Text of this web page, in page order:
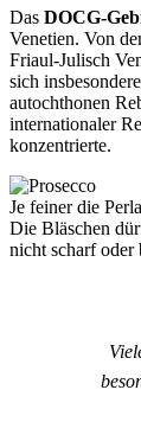
Das DOCG-
Venetien. Von
Friaul-Julisch
sich
autochthonen
internationaler
konzentrierte.
Je feiner die
Die Bläschen
nicht scharf oder